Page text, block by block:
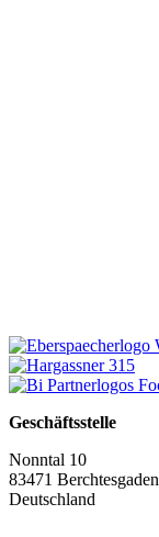
Geschäftsstelle
Nonntal 10
83471 Berchtesgaden
Deutschland